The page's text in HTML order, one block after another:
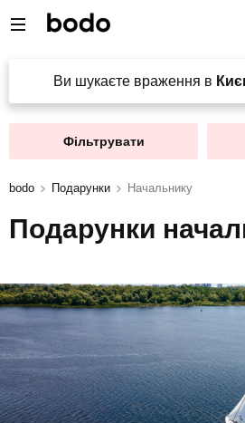
Ви шукаєте враження в
Фільтрувати
bodo Подарунки Начальнику
Подарунки